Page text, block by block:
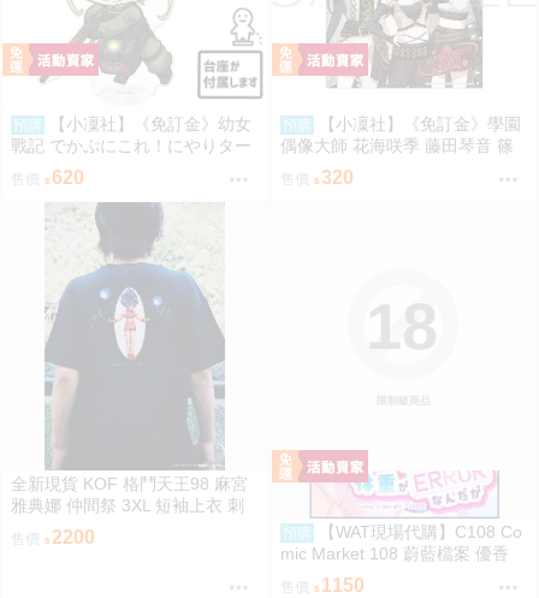
預購
【小凜社】《免訂金》幼女
戰記 でかぷにこれ！にやりター
ニャ 譚雅 壓克力立牌
售價 620
預購
【小凜社】《免訂金》學園
偶像大師 花海咲季 藤田琴音 篠
澤廣 ECLIPSE LIGHT A3海報
售價 320
全新現貨 KOF 格鬥天王98 麻宮
雅典娜 仲間祭 3XL 短袖上衣 刺
繡 限定聯名
2200
限制級商品
18
預購
【WAT現場代購】C108 Co
mic Market 108 蔚藍檔案 優香
ユウカの体重がERRORなんだが
1150